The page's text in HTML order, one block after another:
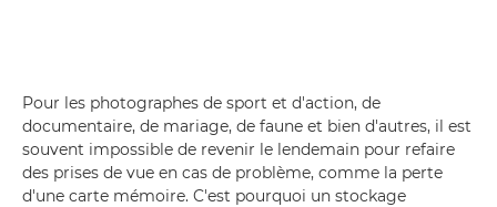
Pour les photographes de sport et d'action, de
documentaire, de mariage, de faune et bien d'autres, il est
souvent impossible de revenir le lendemain pour refaire
des prises de vue en cas de problème, comme la perte
d'une carte mémoire. C'est pourquoi un stockage